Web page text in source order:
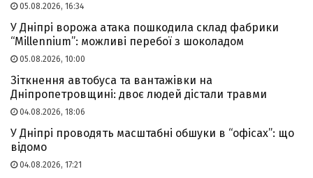
05.08.2026, 16:34
У Дніпрі ворожа атака пошкодила склад фабрики
“Millennium”: можливі перебої з шоколадом
05.08.2026, 10:00
Зіткнення автобуса та вантажівки на
Дніпропетровщині: двоє людей дістали травми
04.08.2026, 18:06
У Дніпрі проводять масштабні обшуки в “офісах”: що
відомо
04.08.2026, 17:21